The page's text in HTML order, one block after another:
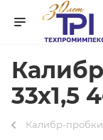
33х1,5
Калибр-пробки